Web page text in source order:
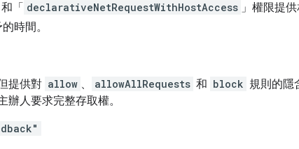
「 declarativeNetRequestWithHostAccess 」權限提
時間。
提供對 allow 、 allowAllRequests 和 block 規則的隱
辦人要求完整存取權。